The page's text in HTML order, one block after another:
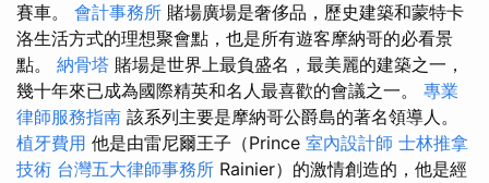
賽車。 會計事務所 賭場廣場是奢侈品，歷史建築和蒙特卡
洛生活方式的理想聚會點，也是所有遊客摩納哥的必看景
點。 納骨塔 賭場是世界上最負盛名，最美麗的建築之一，
幾十年來已成為國際精英和名人最喜歡的會議之一。 專業
律師服務指南 該系列主要是摩納哥公爵島的著名領導人。
植牙費用 他是由雷尼爾王子（Prince 室內設計師 士林推拿
技術 台灣五大律師事務所 Rainier）的激情創造的，他是經